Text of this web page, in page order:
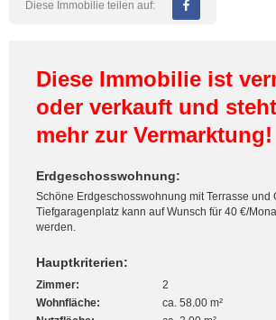
Diese Immobilie teilen auf:
Diese Immobilie ist
oder verkauft und
mehr zur Vermarktung!
Erdgeschosswohnung:
Schöne Erdgeschosswohnung mit Terrasse und
Tiefgaragenplatz kann auf Wunsch für 40 €/
werden.
Hauptkriterien:
Zimmer:
2
Wohnfläche:
ca. 58.00 m²